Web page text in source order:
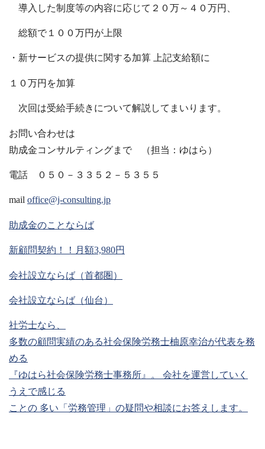
導入した制度等の内容に応じて２０万～４０万円、
総額で１００万円が上限
・新サービスの提供に関する加算 上記支給額に
１０万円を加算
次回は受給手続きについて解説してまいります。
お問い合わせは
助成金コンサルティングまで （担当：ゆはら）
電話 ０５０－３３５２－５３５５
mail office@j-consulting.jp
助成金のことならば
新顧問契約！！月額3,980円
会社設立ならば（首都圏）
会社設立ならば（仙台）
社労士なら、
多数の顧問実績のある社会保険労務士柚原幸治が代表を務
める
『ゆはら社会保険労務士事務所』。 会社を運営していく
うえで感じる
ことの 多い「労務管理」の疑問や相談にお答えします。